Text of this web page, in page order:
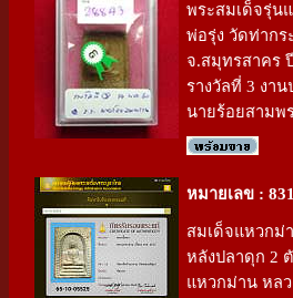
พระสมเด็จรุ่น
พ่อรุ่ง วัดท่ากร
จ.สมุทรสาคร
รางวัลที่ 3 งาน
นายร้อยสามพ
หมายเลข :
สมเด็จแหวกม่
หลังปลาดุก 2
แหวกม่าน หล